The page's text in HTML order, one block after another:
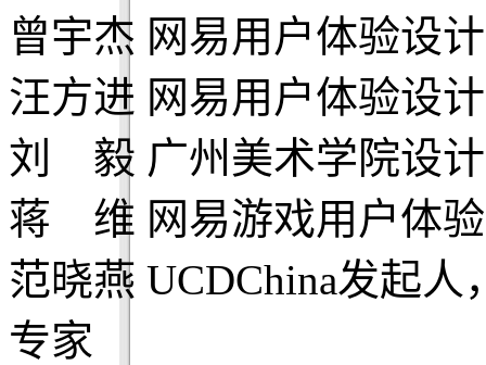
曾宇杰 网易用户体验设
汪方进 网易用户体验设
刘 毅 广州美术学院设
蒋 维 网易游戏用户体
范晓燕 UCDChina发起
专家